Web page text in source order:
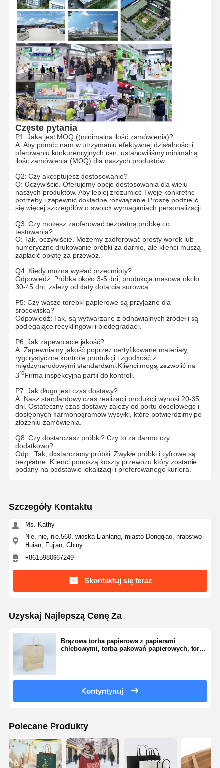
Worek papierowy nadający się do recyklingu
Worki papierowe z skręconymi uchwytami
Papierowe worki do dostarczania żywności
torby papierowe sos
J worek z papieru ciętego
Worki e-commerce
Papierowy worek z płaską uchwytem
Ręcznie wykonane worki papierowe
Produkty jednorazowe z branży spożywczej
Szczupłe worki papierowe
Rolka papieru termicznego
Niedlane torby
Częste pytania
P1: Jaka jest MOQ ((minimalna ilość zamówienia)?
A: Aby pomóc nam w utrzymaniu efektywnej działalności i
oferowaniu konkurencyjnych cen, ustanowiliśmy minimalną
ilość zamówienia (MOQ) dla naszych produktów.
Q2: Czy akceptujesz dostosowanie?
O: Oczywiście. Oferujemy opcje dostosowania dla wielu
naszych produktów. Aby lepiej zrozumieć Twoje konkretne
potrzeby i zapewnić dokładne rozwiązanie,Proszę podzielić
się więcej szczegółów o swoich wymaganiach personalizacji.
Q3: Czy możesz zaoferować bezpłatną próbkę do
testowania?
O: Tak, oczywiście. Możemy zaoferować prosty worek lub
numeryczne drukowanie próbki za darmo, ale klienci muszą
zapłacić opłatę za przewóz.
Q4: Kiedy można wysłać przedmioty?
Odpowiedź: Próbka około 3-5 dni, produkcja masowa około
30-45 dni, zależy od daty dotarcia surowca.
P5: Czy wasze torebki papierowe są przyjazne dla
środowiska?
Odpowiedź: Tak, są wytwarzane z odnawialnych źródeł i są
podlegające recyklingowi i biodegradacji.
P6: Jak zapewniacie jakość?
A: Zapewniamy jakość poprzez certyfikowane materiały,
rygorystyczne kontrole produkcji i zgodność z
międzynarodowymi standardami.Klienci mogą zezwolić na
3rdFirma inspekcyjna partii do kontroli.
P7: Jak długo jest czas dostawy?
A: Nasz standardowy czas realizacji produkcji wynosi 20-35
dni. Ostateczny czas dostawy zależy od portu docelowego i
dostępnych harmonogramów wysyłki, które potwierdzimy po
złożeniu zamówienia.
Q8: Czy dostarczasz próbki? Czy to za darmo czy
dodatkowo?
Odp.: Tak, dostarczamy próbki. Zwykłe próbki i cyfrowe są
bezpłatne. Klienci ponoszą koszty przewozu.który zostanie
podany na podstawie lokalizacji i preferowanego kuriera.
Szczegóły Kontaktu
Ms. Kathy
Nie, nie, nie.560, wioska Liantang, miasto Dongqiao, hrabstwo
Huian, Fujian, Chiny
+8615980667249
Skontaktuj się teraz
Uzyskaj Najlepszą Cenę Za
Brązowa torba papierowa z papierami
chlebowymi, torba pakowań papierowych, torba
Kontyntynuj
Polecane Produkty